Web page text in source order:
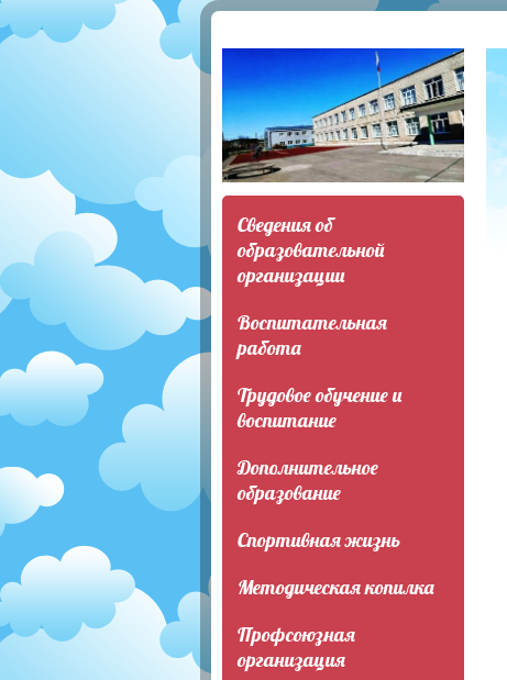
Сведения об
образовательной
организации
Воспитательная
работа
Трудовое обучение и
воспитание
Дополнительное
образование
Спортивная жизнь
Методическая копилка
Профсоюзная
организация